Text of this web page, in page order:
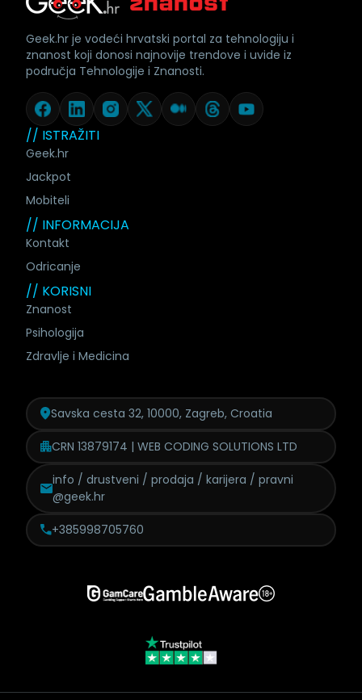
// ISTRAŽITI
Geek.hr
Jackpot
Mobiteli
// INFORMACIJA
Kontakt
Odricanje
// KORISNI
Znanost
Psihologija
Zdravlje i Medicina
Geek.hr je vodeći hrvatski portal za tehnologiju i
znanost koji donosi najnovije trendove i uvide iz
područja Tehnologije i Znanosti.
Savska cesta 32, 10000, Zagreb, Croatia
CRN 13879174 | WEB CODING SOLUTIONS LTD
info / drustveni / prodaja / karijera / pravni
@geek.hr
+385998705760